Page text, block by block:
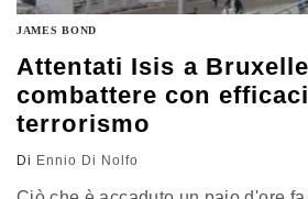
JAMES BOND
Attentati Isis a
combattere con
terrorismo
Di Ennio Di Nolfo